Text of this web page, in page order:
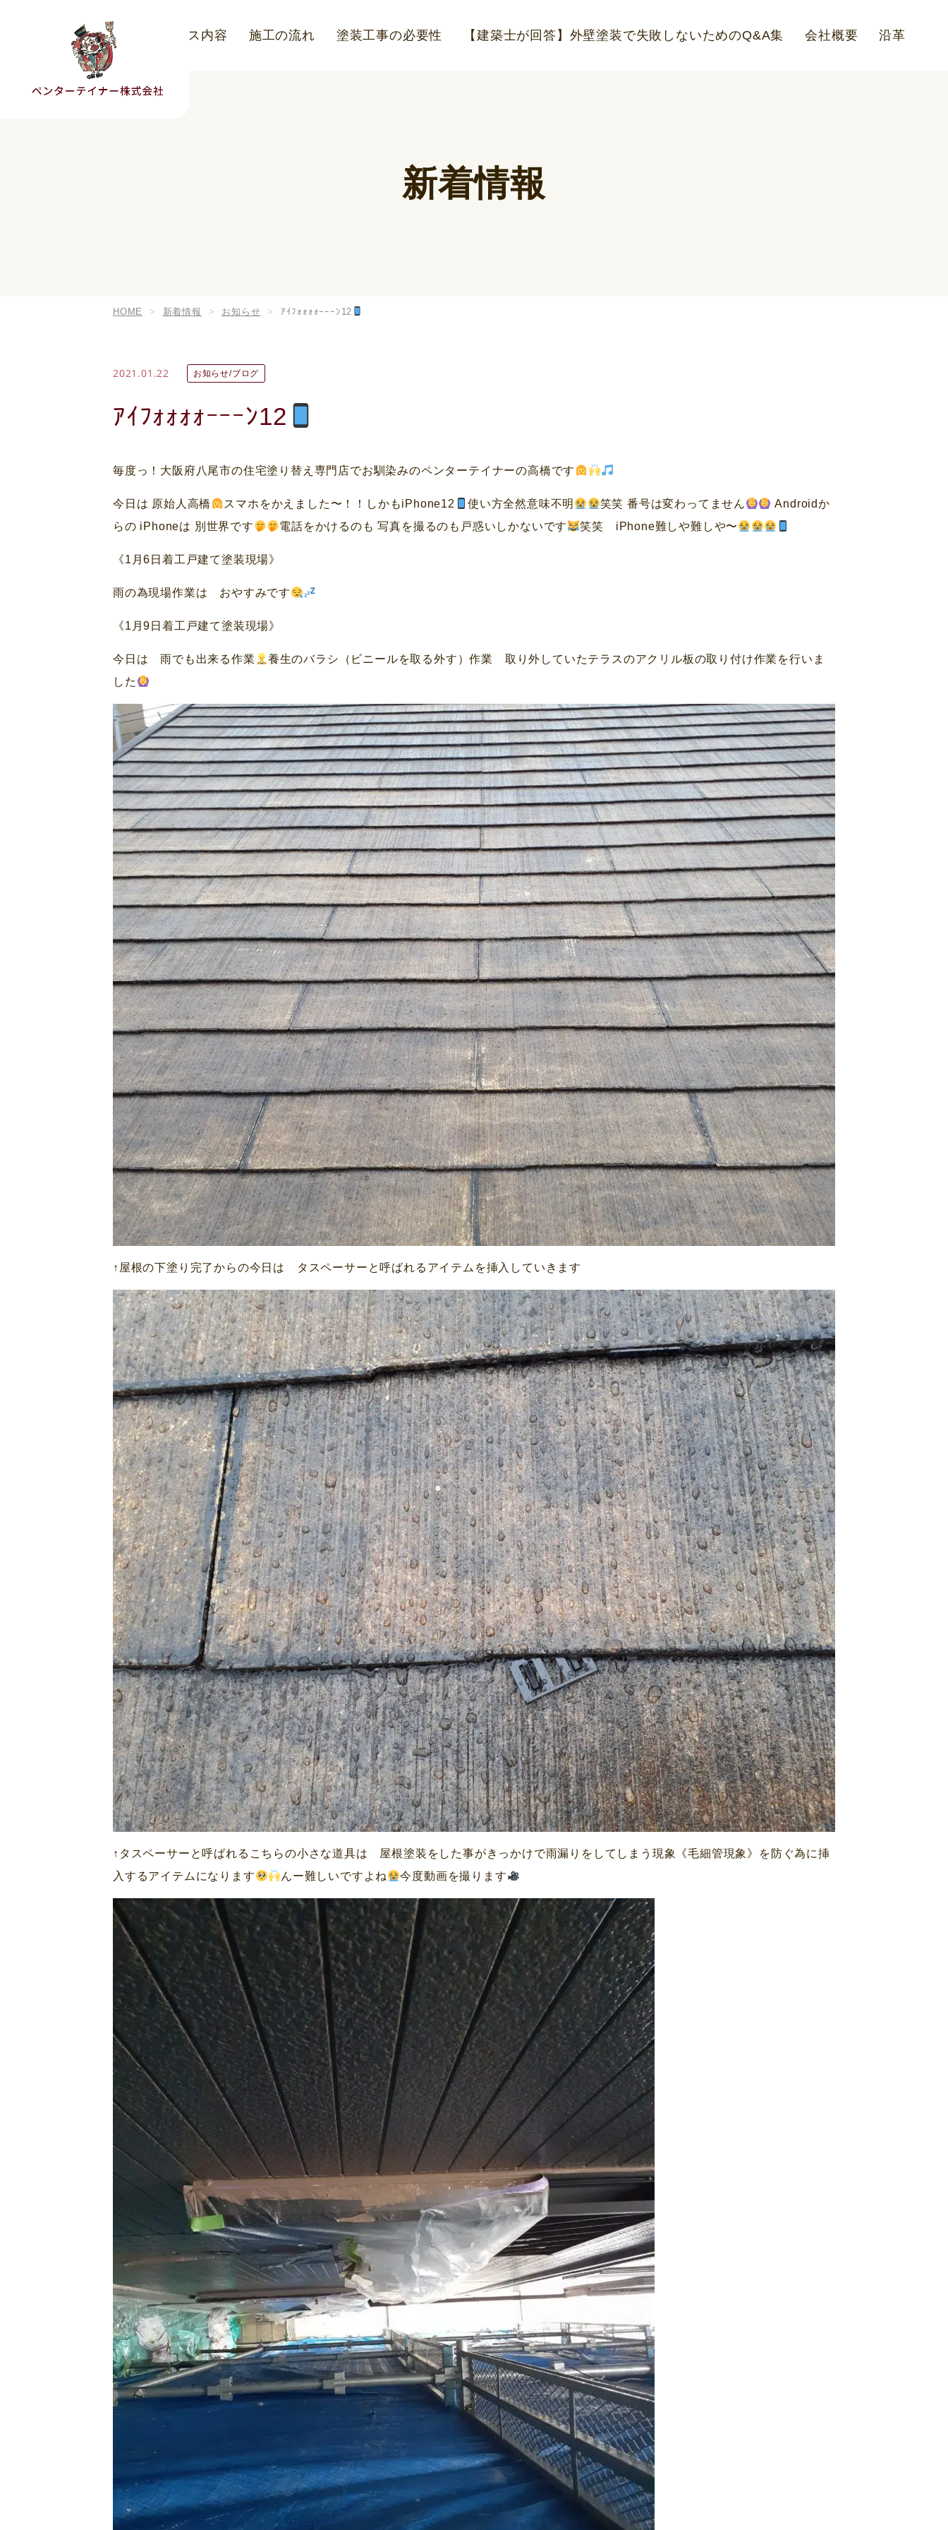
こだわり サービス内容 施工の流れ 塗装工事の必要性 【建築士が回答】外壁塗装で失敗しないためのQ&A集 会社概要 沿革
新着情報
HOME 新着情報 お知らせ ｱｲﾌｫｫｫｫｰｰｰﾝ12
2021.01.22 お知らせ/ブログ
ｱｲﾌｫｫｫｫｰｰｰﾝ12
毎度っ！大阪府八尾市の住宅塗り替え専門店でお馴染みのペンターテイナーの高橋です
今日は 原始人高橋 スマホをかえました〜！！しかもiPhone12 使い方全然意味不明 笑笑 番号は変わってません
Androidか
らの iPhoneは 別世界です
電話をかけるのも 写真を撮るのも戸惑いしかないです 笑笑 iPhone難しや難しや〜
《1月6日着工戸建て塗装現場》
雨の為現場作業は おやすみです
《1月9日着工戸建て塗装現場》
今日は 雨でも出来る作業
養生のバラシ（ビニールを取る外す）作業 取り外していたテラスのアクリル板の取り付け作業を行いま
した
↑屋根の下塗り完了からの今日は タスペーサーと呼ばれるアイテムを挿入していきます
↑タスペーサーと呼ばれるこちらの小さな道具は 屋根塗装をした事がきっかけで雨漏りをしてしまう現象《毛細管現象》を防ぐ為に挿
入するアイテムになります
んー難しいですよね 今度動画を撮ります